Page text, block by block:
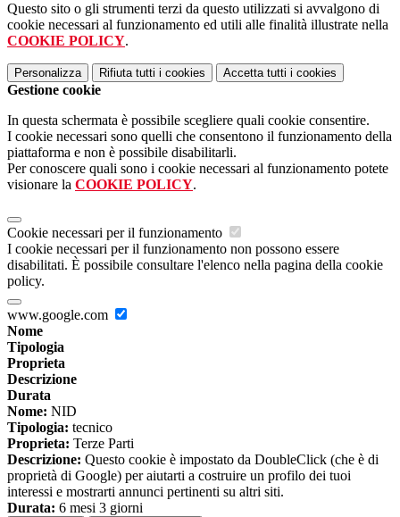
Questo sito o gli strumenti terzi da questo utilizzati si avvalgono di
cookie necessari al funzionamento ed utili alle finalità illustrate nella
COOKIE POLICY.
Personalizza Rifiuta tutti i cookies Accetta tutti i cookies
Gestione cookie
In questa schermata è possibile scegliere quali cookie consentire.
I cookie necessari sono quelli che consentono il funzionamento della
piattaforma e non è possibile disabilitarli.
Per conoscere quali sono i cookie necessari al funzionamento potete
visionare la COOKIE POLICY.
Cookie necessari per il funzionamento
I cookie necessari per il funzionamento non possono essere
disabilitati. È possibile consultare l'elenco nella pagina della cookie
policy.
www.google.com
Nome
Tipologia
Proprieta
Descrizione
Durata
Nome: NID
Tipologia: tecnico
Proprieta: Terze Parti
Descrizione: Questo cookie è impostato da DoubleClick (che è di
proprietà di Google) per aiutarti a costruire un profilo dei tuoi
interessi e mostrarti annunci pertinenti su altri siti.
Durata: 6 mesi 3 giorni